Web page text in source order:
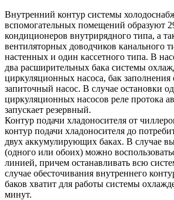
Внутренний контур системы
вспомогательных помещений образуют
кондиционеров внутрирядного типа, а
вентиляторных доводчиков канального
настенных и один кассетного типа. В
два расширительных бака системы
циркуляционных насоса, бак заполнения
запиточный насос. В случае остановки
циркуляционных насосов реле протока
запускает резервный.
Контур подачи хладоносителя от
контур подачи хладоносителя до
двух аккумулирующих баках. В случае
(одного или обоих) можно
линией, причем останавливать всю
случае обесточивания внутреннего
баков хватит для работы системы
минут.